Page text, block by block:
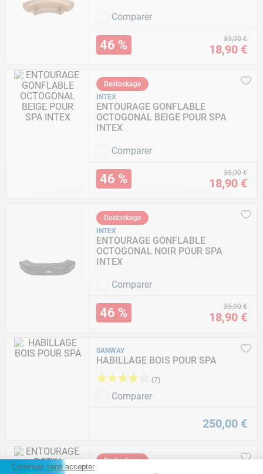
Comparer
35,00 €
18,90 €
46 %
Destockage
INTEX
ENTOURAGE GONFLABLE
OCTOGONAL BEIGE POUR SPA
INTEX
Comparer
35,00 €
18,90 €
46 %
Destockage
INTEX
ENTOURAGE GONFLABLE
OCTOGONAL NOIR POUR SPA
INTEX
Comparer
35,00 €
18,90 €
46 %
SANWAY
HABILLAGE BOIS POUR SPA
★★★★ (7)
Comparer
250,00 €
Destockage
Continuer sans accepter